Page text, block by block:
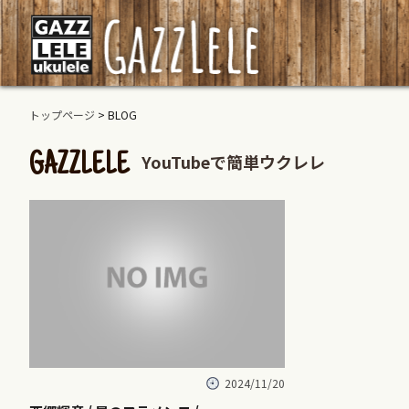
トップページ > BLOG
GAZZLELE YouTubeで簡単ウクレレ
2024/11/20